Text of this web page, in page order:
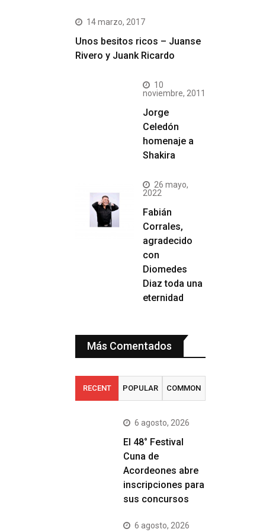
14 marzo, 2017
Unos besitos ricos – Juanse
Rivero y Juank Ricardo
10
noviembre, 2011
Jorge
Celedón
homenaje a
Shakira
26 mayo,
2022
Fabián
Corrales,
agradecido
con
Diomedes
Diaz toda una
eternidad
Más Comentados
RECENT POPULAR COMMON
6 agosto, 2026
El 48° Festival
Cuna de
Acordeones abre
inscripciones para
sus concursos
6 agosto, 2026